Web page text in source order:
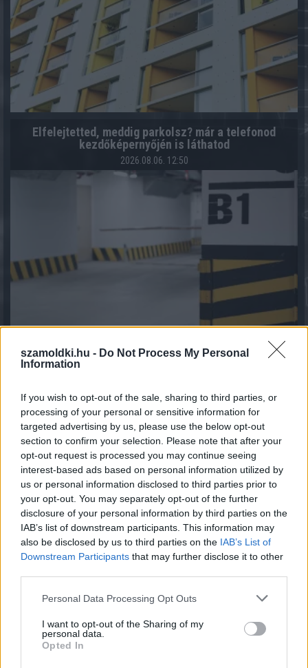
szamoldki.hu - Do Not Process My Personal
Information
If you wish to opt-out of the sale, sharing to third parties, or
processing of your personal or sensitive information for
targeted advertising by us, please use the below opt-out
section to confirm your selection. Please note that after your
opt-out request is processed you may continue seeing
interest-based ads based on personal information utilized by
us or personal information disclosed to third parties prior to
your opt-out. You may separately opt-out of the further
disclosure of your personal information by third parties on the
IAB’s list of downstream participants. This information may
also be disclosed by us to third parties on the IAB’s List of
Downstream Participants that may further disclose it to other
Please note that this website/app uses one or more Google
not limited to your visit or usage behaviour. You may click to
grant or deny consent to Google and its third-party tags to
use your data for below specified purposes in below Google
Personal Data Processing Opt Outs
I want to opt-out of the Sharing of my
personal data.
Opted In
Elfelejtetted, meddig parkolsz? már a telefonod
kezdőképernyőjén is láthatod
2026.08.06. 12:50
2026.08.06. 11:34
Mennyibe kerül az albérlet? Albérlet árak Budapesten,
Szegeden, Debrecenben és Nyíregyházán